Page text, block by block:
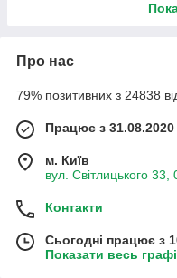
Про нас
79% позитивних з 24838
Працює з 31.08.2020
м. Київ
вул. Світлицького 33,
Контакти
Сьогодні працює з
Показати весь